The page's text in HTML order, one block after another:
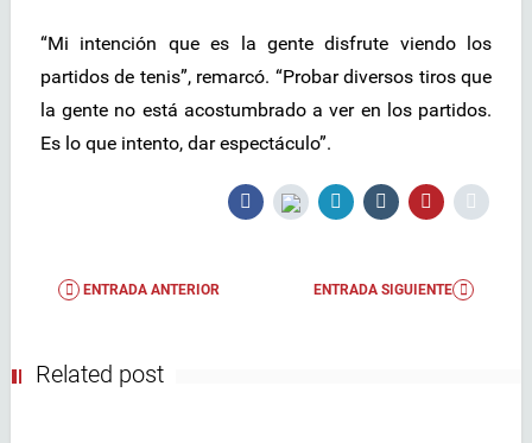
“Mi intención que es la gente disfrute viendo los
partidos de tenis”, remarcó. “Probar diversos tiros que
la gente no está acostumbrado a ver en los partidos.
Es lo que intento, dar espectáculo”.
ENTRADA ANTERIOR ENTRADA SIGUIENTE
Related post